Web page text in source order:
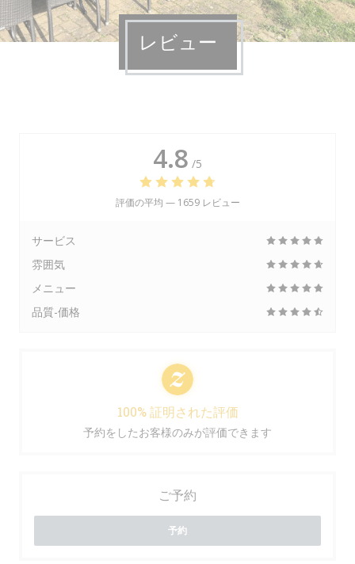
レビュー
4.8 /5
評価の平均 — 1659 レビュー
サービス
雰囲気
メニュー
品質-価格
100% 証明された評価
予約をしたお客様のみが評価できます
ご予約
予約